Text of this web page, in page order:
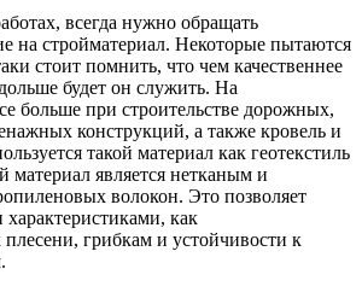
всегда нужно обращать
на стройматериал. Некоторые пытаются
стоит помнить, что чем качественнее
будет он служить. На
больше при строительстве дорожных,
конструкций, а также кровель и
такой материал как геотекстиль
материал является нетканым и
волокон. Это позволяет
характеристиками, как
грибкам и устойчивости к